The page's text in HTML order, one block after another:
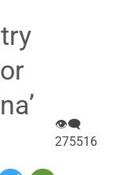
👁‍🗨
275516